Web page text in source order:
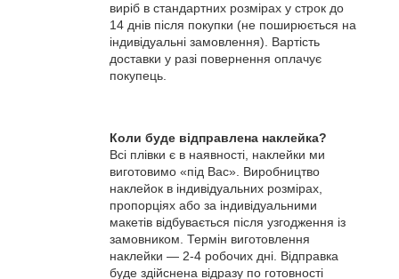
виріб в стандартних розмірах у строк до
14 днів після покупки (не поширюється на
індивідуальні замовлення). Вартість
доставки у разі повернення оплачує
покупець.
Коли буде відправлена наклейка?
Всі плівки є в наявності, наклейки ми
виготовимо «під Вас». Виробництво
наклейок в індивідуальних розмірах,
пропорціях або за індивідуальними
макетів відбувається після узгодження із
замовником. Термін виготовлення
наклейки — 2-4 робочих дні. Відправка
буде здійснена відразу по готовності